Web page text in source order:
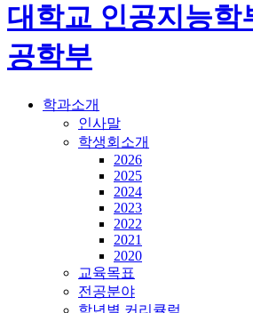
대학교 인공지능학
공학부
학과소개
인사말
학생회소개
2026
2025
2024
2023
2022
2021
2020
교육목표
전공분야
학년별 커리큘럼